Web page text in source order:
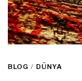
BLOG / DÜNYA